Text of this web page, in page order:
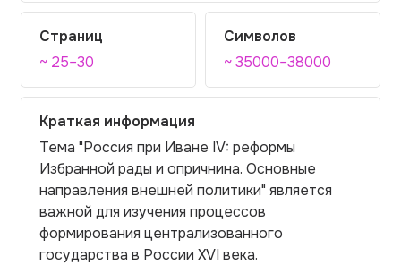
Отзывы
Страниц
~ 25–30
Символов
~ 35000–38000
Краткая информация
Тема "Россия при Иване IV: реформы
Избранной рады и опричнина. Основные
направления внешней политики" является
важной для изучения процессов
формирования централизованного
государства в России XVI века.